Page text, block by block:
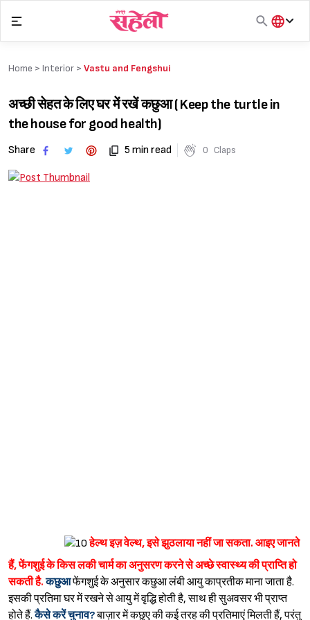
content
हिंदी
Home > Interior > Vastu and Fengshui
अच्छी सेहत के लिए घर में रखें कछुआ ( Keep the turtle in
the house for good health)
Share 5 min read 0 Claps
हेल्थ इज़ वेल्थ, इसे झुठलाया नहीं जा सकता. आइए जानते
हैं, फेंगशुई के किस लकी चार्म का अनुसरण करने से अच्छे स्वास्थ्य की प्राप्ति हो
सकती है. कछुआफेंगशुई के अनुसार कछुआ लंबी आयु काप्रतीक माना जाता है.
इसकी प्रतिमा घर में रखने से आयु में वृद्धि होती है, साथ ही सुअवसर भी प्राप्त
होते हैं.कैसे करें चुनाव?बाज़ार में कछुए की कई तरह की प्रतिमाएं मिलती हैं, परंतु